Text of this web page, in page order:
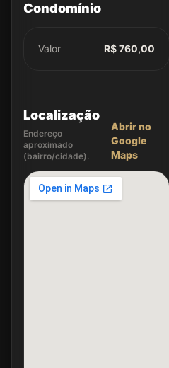
Condomínio
Valor R$ 760,00
Localização
Endereço
aproximado
(bairro/cidade).
Abrir no
Google
Maps